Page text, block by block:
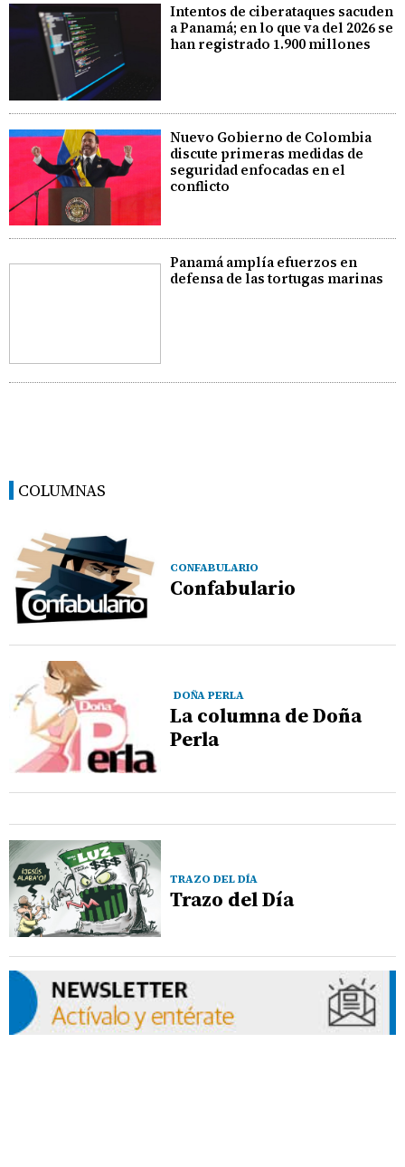
Intentos de ciberataques sacuden
a Panamá; en lo que va del 2026 se
han registrado 1.900 millones
Nuevo Gobierno de Colombia
discute primeras medidas de
seguridad enfocadas en el
conflicto
Panamá amplía efuerzos en
defensa de las tortugas marinas
COLUMNAS
CONFABULARIO
Confabulario
DOÑA PERLA
La columna de Doña
Perla
TRAZO DEL DÍA
Trazo del Día